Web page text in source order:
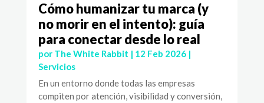
Cómo humanizar tu marca (y
no morir en el intento): guía
para conectar desde lo real
por The White Rabbit | 12 Feb 2026|
Servicios
En un entorno donde todas las empresas
compiten por atención, visibilidad y conversión,